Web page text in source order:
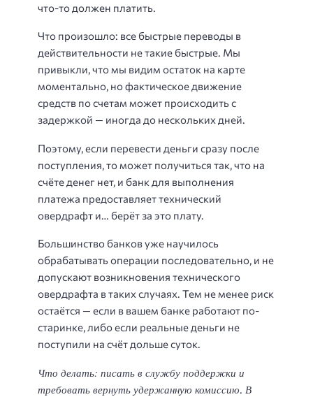
что-то должен платить.
Что произошло: все быстрые переводы в
действительности не такие быстрые. Мы
привыкли, что мы видим остаток на карте
моментально, но фактическое движение
средств по счетам может происходить с
задержкой — иногда до нескольких дней.
Поэтому, если перевести деньги сразу после
поступления, то может получиться так, что на
счёте денег нет, и банк для выполнения
платежа предоставляет технический
овердрафт и… берёт за это плату.
Большинство банков уже научилось
обрабатывать операции последовательно, и не
допускают возникновения технического
овердрафта в таких случаях. Тем не менее риск
остаётся — если в вашем банке работают по-
старинке, либо если реальные деньги не
поступили на счёт дольше суток.
Что делать: писать в службу поддержки и
требовать вернуть удержанную комиссию. В